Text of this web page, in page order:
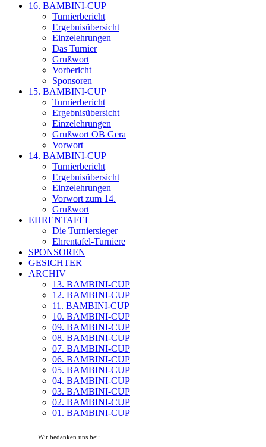
16. BAMBINI-CUP
Turnierbericht
Ergebnisübersicht
Einzelehrungen
Das Turnier
Grußwort
Vorbericht
Sponsoren
15. BAMBINI-CUP
Turnierbericht
Ergebnisübersicht
Einzelehrungen
Grußwort OB Gera
Vorwort
14. BAMBINI-CUP
Turnierbericht
Ergebnisübersicht
Einzelehrungen
Vorwort zum 14.
Grußwort
EHRENTAFEL
Die Turniersieger
Ehrentafel-Turniere
SPONSOREN
GESICHTER
ARCHIV
13. BAMBINI-CUP
12. BAMBINI-CUP
11. BAMBINI-CUP
10. BAMBINI-CUP
09. BAMBINI-CUP
08. BAMBINI-CUP
07. BAMBINI-CUP
06. BAMBINI-CUP
05. BAMBINI-CUP
04. BAMBINI-CUP
03. BAMBINI-CUP
02. BAMBINI-CUP
01. BAMBINI-CUP
Wir bedanken uns bei: